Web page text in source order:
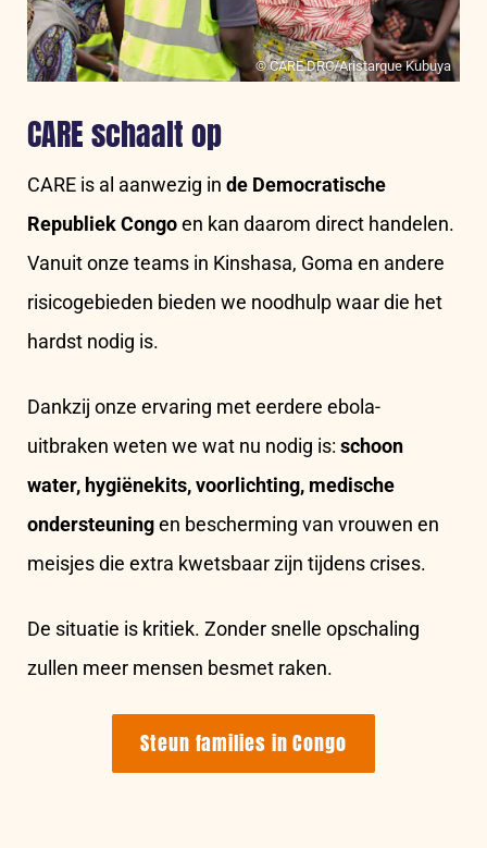
© CARE DRC/Aristarque Kubuya
CARE schaalt op
CARE is al aanwezig in de Democratische
Republiek Congoen kan daarom direct handelen.
Vanuit onze teams in Kinshasa, Goma en andere
risicogebieden bieden we noodhulp waar die het
hardst nodig is.
Dankzij onze ervaring met eerdere ebola-
uitbraken weten we wat nu nodig is: schoon
water, hygiënekits, voorlichting, medische
ondersteuningen bescherming van vrouwen en
meisjes die extra kwetsbaar zijn tijdens crises.
De situatie is kritiek. Zonder snelle opschaling
zullen meer mensen besmet raken.
Steun families in Congo